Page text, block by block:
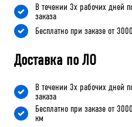
В течении 3х рабочих дней
заказа
Бесплатно при заказе от
Доставка по ЛО
В течении 3х рабочих дней
заказа
Бесплатно при заказе от
км